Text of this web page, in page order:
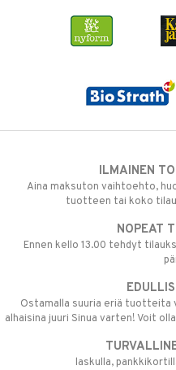
ILMAINEN
Aina maksuton vaihtoehto,
tuotteen tai koko
NOPEAT
Ennen kello 13.00 tehdyt
Ostamalla suuria eriä tuotteita
alhaisina juuri Sinua varten! Voit
laskulla,